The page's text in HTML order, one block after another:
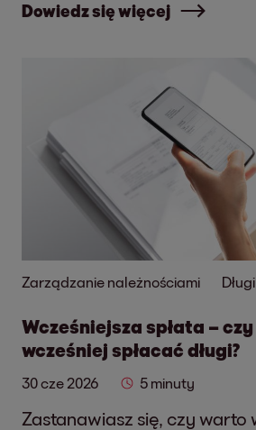
Dowiedz się więcej
Zarządzanie należnościami
Wcześniejsza spłata –
wcześniej spłacać długi?
30 cze 2026 5 minuty
Zastanawiasz się, czy warto